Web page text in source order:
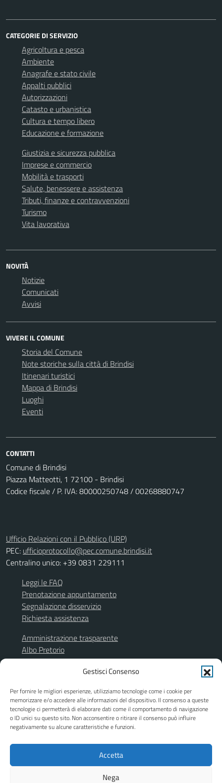
Gestisci Consenso
Per fornire le migliori esperienze, utilizziamo tecnologie come i cookie per
memorizzare e/o accedere alle informazioni del dispositivo. Il consenso a queste
tecnologie ci permetterà di elaborare dati come il comportamento di navigazione
o ID unici su questo sito. Non acconsentire o ritirare il consenso può influire
negativamente su alcune caratteristiche e funzioni.
Accetta
Nega
CATEGORIE DI SERVIZIO
Agricoltura e pesca
Ambiente
Anagrafe e stato civile
Appalti pubblici
Autorizzazioni
Catasto e urbanistica
Cultura e tempo libero
Educazione e formazione
Giustizia e sicurezza pubblica
Imprese e commercio
Mobilità e trasporti
Salute, benessere e assistenza
Tributi, finanze e contravvenzioni
Turismo
Vita lavorativa
NOVITÀ
Notizie
Comunicati
Avvisi
VIVERE IL COMUNE
Storia del Comune
Note storiche sulla città di Brindisi
Itinenari turistici
Mappa di Brindisi
Luoghi
Eventi
CONTATTI
Comune di Brindisi
Piazza Matteotti, 1 72100 - Brindisi
Codice fiscale / P. IVA: 80000250748 / 00268880747
Ufficio Relazioni con il Pubblico (URP)
PEC: ufficioprotocollo@pec.comune.brindisi.it
Centralino unico: +39 0831 229111
Leggi le FAQ
Prenotazione appuntamento
Segnalazione disservizio
Richiesta assistenza
Amministrazione trasparente
Albo Pretorio
Segnalazione illeciti
Informativa privacy
Dichiarazione di accessibilità
Obiettivi di accessibilità
Piano di miglioramento del sito
SEGUICI SU